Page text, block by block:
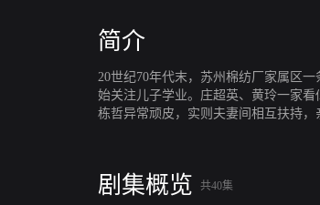
简介
20世纪70年代末，苏州棉纺厂家属区
始关注儿子学业。庄超英、黄玲一家
栋哲异常顽皮，实则夫妻间相互扶持
剧集概览 共40集